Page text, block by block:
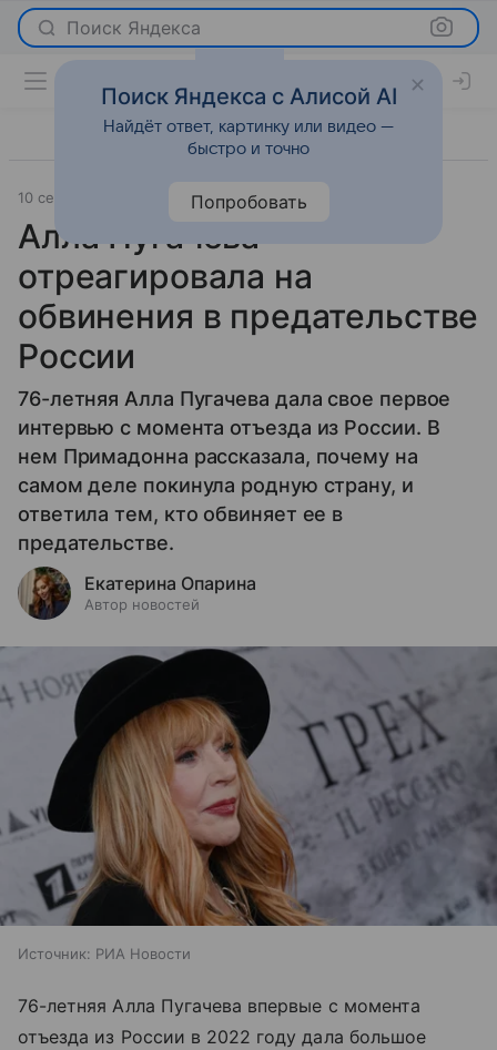
Поиск Яндекса
10 сентября 2025 Леди Mail Светская жизнь
Алла Пугачева
отреагировала на
обвинения в предательстве
России
76-летняя Алла Пугачева дала свое первое
интервью с момента отъезда из России. В
нем Примадонна рассказала, почему на
самом деле покинула родную страну, и
ответила тем, кто обвиняет ее в
предательстве.
Екатерина Опарина
Автор новостей
Источник: РИА Новости
76-летняя Алла Пугачева впервые с момента
отъезда из России в 2022 году дала большое
Поиск Яндекса с Алисой AI
Найдёт ответ, картинку или видео —
быстро и точно
Попробовать